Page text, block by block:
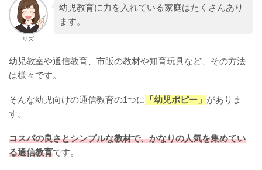
リズ
幼児教育に力を入れている家庭はたくさんあり
ます。
幼児教室や通信教育、市販の教材や知育玩具など、その方法
は様々です。
そんな幼児向けの通信教育の1つに 「幼児ポピー」 がありま
す。
コスパの良さとシンプルな教材で、かなりの人気を集めてい
る通信教育です。